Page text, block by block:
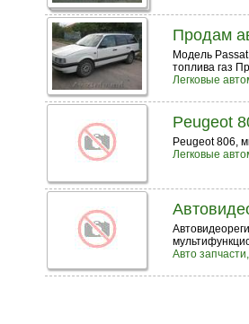
Продам
Модель
топлива газ
Легковые
Peugeot
Peugeot 806,
Легковые
Авто